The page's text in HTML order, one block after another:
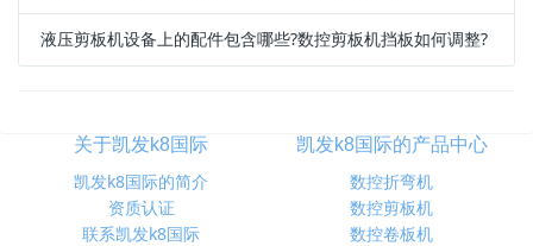
液压剪板机设备上的配件包含哪些?数控剪板机挡板如何调整?
关于凯发k8国际
凯发k8国际的简介
资质认证
联系凯发k8国际
凯发k8国际的产品中心
数控折弯机
数控剪板机
数控卷板机